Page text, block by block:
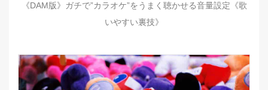
《DAM版》ガチで”カラオケ”をうまく聴かせる音量設定《歌
いやすい裏技》